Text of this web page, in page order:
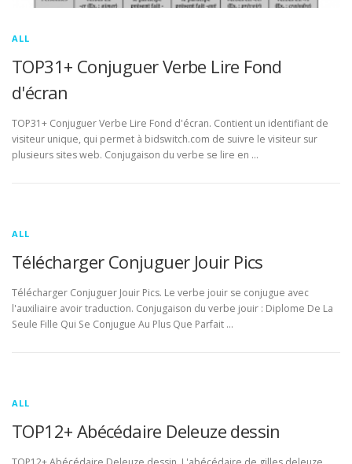
ALL
TOP31+ Conjuguer Verbe Lire Fond
d'écran
TOP31+ Conjuguer Verbe Lire Fond d'écran. Contient un identifiant de
visiteur unique, qui permet à bidswitch.com de suivre le visiteur sur
plusieurs sites web. Conjugaison du verbe se lire en …
ALL
Télécharger Conjuguer Jouir Pics
Télécharger Conjuguer Jouir Pics. Le verbe jouir se conjugue avec
l'auxiliaire avoir traduction. Conjugaison du verbe jouir : Diplome De La
Seule Fille Qui Se Conjugue Au Plus Que Parfait …
ALL
TOP12+ Abécédaire Deleuze dessin